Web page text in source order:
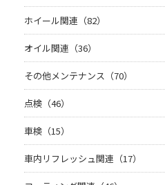
ホイール関連（82）
オイル関連（36）
その他メンテナンス（70）
点検（46）
車検（15）
車内リフレッシュ関連（17）